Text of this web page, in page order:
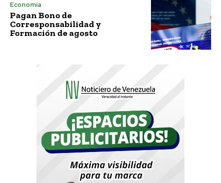
Economía
Pagan Bono de
Corresponsabilidad y
Formación de agosto